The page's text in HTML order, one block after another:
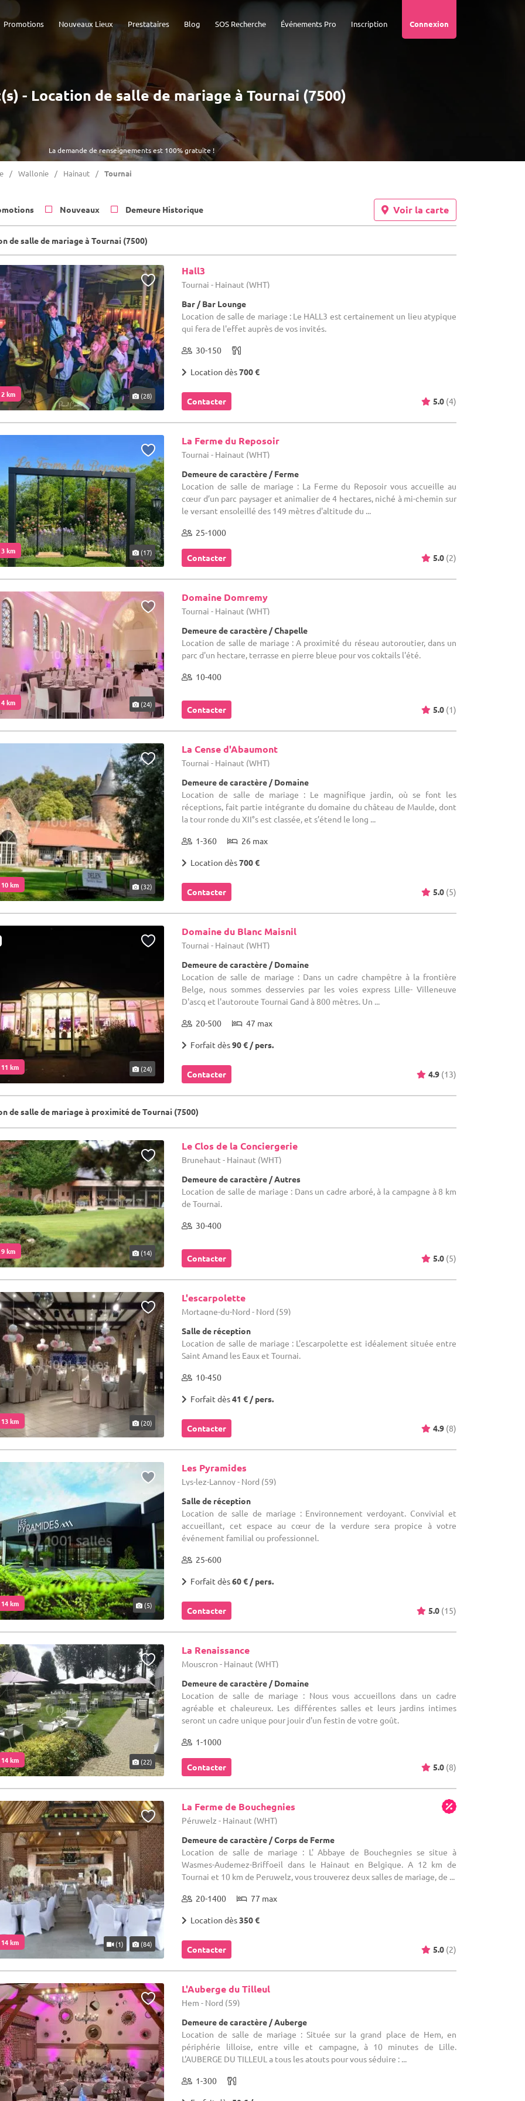
Connexion
Inscription
Événements Pro
SOS Recherche
Blog
Prestataires
Nouveaux Lieux
Promotions
La demande de renseignements est 100% gratuite !
- Location de salle de mariage à Tournai (7500)
Wallonie Hainaut Tournai
Nouveaux Demeure Historique Voir la carte
de salle de mariage à Tournai (7500)
km (28)
Hall3
Tournai - Hainaut (WHT)
Bar / Bar Lounge
Location de salle de mariage : Le HALL3 est certainement un lieu atypique
qui fera de l'effet auprès de vos invités.
30-150
Location dès700 €
Contacter 5.0 (4)
km (17)
La Ferme du Reposoir
Tournai - Hainaut (WHT)
Demeure de caractère / Ferme
Location de salle de mariage : La Ferme du Reposoir vous accueille au
cœur d’un parc paysager et animalier de 4 hectares, niché à mi-chemin sur
le versant ensoleillé des 149 mètres d'altitude du ...
25-1000
Contacter 5.0 (2)
km (24)
Domaine Domremy
Tournai - Hainaut (WHT)
Demeure de caractère / Chapelle
Location de salle de mariage : A proximité du réseau autoroutier, dans un
parc d'un hectare, terrasse en pierre bleue pour vos coktails l'été.
10-400
Contacter 5.0 (1)
km (32)
La Cense d'Abaumont
Tournai - Hainaut (WHT)
Demeure de caractère / Domaine
Location de salle de mariage : Le magnifique jardin, où se font les
réceptions, fait partie intégrante du domaine du château de Maulde, dont
la tour ronde du XII°s est classée, et s’étend le long ...
1-360 26 max
Location dès700 €
Contacter 5.0 (5)
km (24)
Domaine du Blanc Maisnil
Tournai - Hainaut (WHT)
Demeure de caractère / Domaine
Location de salle de mariage : Dans un cadre champêtre à la frontière
Belge, nous sommes desservies par les voies express Lille- Villeneuve
D'ascq et l'autoroute Tournai Gand à 800 mètres. Un ...
20-500 47 max
Forfait dès90 € / pers.
Contacter 4.9 (13)
de salle de mariage à proximité de Tournai (7500)
km (14)
Le Clos de la Conciergerie
Brunehaut - Hainaut (WHT)
Demeure de caractère / Autres
Location de salle de mariage : Dans un cadre arboré, à la campagne à 8 km
de Tournai.
30-400
Contacter 5.0 (5)
km (20)
L'escarpolette
Mortagne-du-Nord - Nord (59)
Salle de réception
Location de salle de mariage : L'escarpolette est idéalement située entre
Saint Amand les Eaux et Tournai.
10-450
Forfait dès41 € / pers.
Contacter 4.9 (8)
km (5)
Les Pyramides
Lys-lez-Lannoy - Nord (59)
Salle de réception
Location de salle de mariage : Environnement verdoyant. Convivial et
accueillant, cet espace au cœur de la verdure sera propice à votre
événement familial ou professionnel.
25-600
Forfait dès60 € / pers.
Contacter 5.0 (15)
km (22)
La Renaissance
Mouscron - Hainaut (WHT)
Demeure de caractère / Domaine
Location de salle de mariage : Nous vous accueillons dans un cadre
agréable et chaleureux. Les différentes salles et leurs jardins intimes
seront un cadre unique pour jouir d'un festin de votre goût.
1-1000
Contacter 5.0 (8)
km (1) (84)
La Ferme de Bouchegnies
Péruwelz - Hainaut (WHT)
Demeure de caractère / Corps de Ferme
Location de salle de mariage : L' Abbaye de Bouchegnies se situe à
Wasmes-Audemez-Briffoeil dans le Hainaut en Belgique. A 12 km de
Tournai et 10 km de Peruwelz, vous trouverez deux salles de mariage, de ...
20-1400 77 max
Location dès350 €
Contacter 5.0 (2)
L'Auberge du Tilleul
Hem - Nord (59)
Demeure de caractère / Auberge
Location de salle de mariage : Située sur la grand place de Hem, en
périphérie lilloise, entre ville et campagne, à 10 minutes de Lille.
L'AUBERGE DU TILLEUL a tous les atouts pour vous séduire : ...
1-300